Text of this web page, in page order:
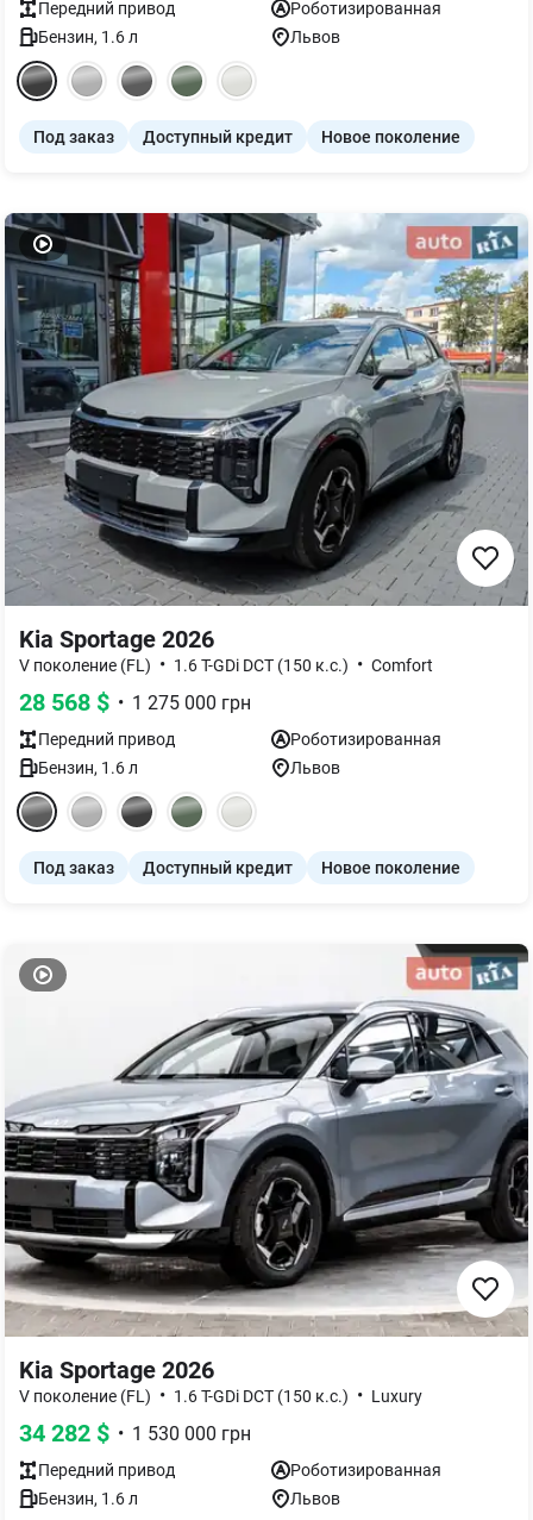
Передний привод
Роботизированная
Бензин, 1.6л Львов
Под заказ Доступный кредит Новое поколение
Kia Sportage 2026
V поколение (FL) • 1.6 T-GDi DCT (150 к.с.) • Comfort
28 568 $ • 1 275 000 грн
Передний привод
Роботизированная
Бензин, 1.6л Львов
Под заказ Доступный кредит Новое поколение
Kia Sportage 2026
V поколение (FL) • 1.6 T-GDi DCT (150 к.с.) • Luxury
34 282 $ • 1 530 000 грн
Передний привод
Роботизированная
Бензин, 1.6л Львов